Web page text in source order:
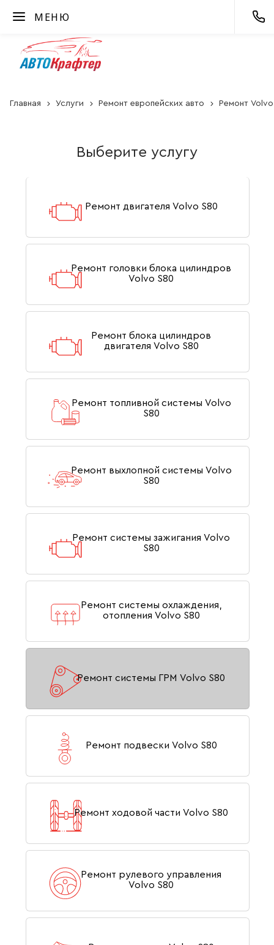
МЕНЮ
Главная Услуги Ремонт европейских авто Ремонт Volvo
Выберите услугу
Ремонт двигателя Volvo S80
Ремонт головки блока цилиндров
Volvo S80
Ремонт блока цилиндров
двигателя Volvo S80
Ремонт топливной системы Volvo
S80
Ремонт выхлопной системы Volvo
S80
Ремонт системы зажигания Volvo
S80
Ремонт системы охлаждения,
отопления Volvo S80
Ремонт системы ГРМ Volvo S80
Ремонт подвески Volvo S80
Ремонт ходовой части Volvo S80
Ремонт рулевого управления
Volvo S80